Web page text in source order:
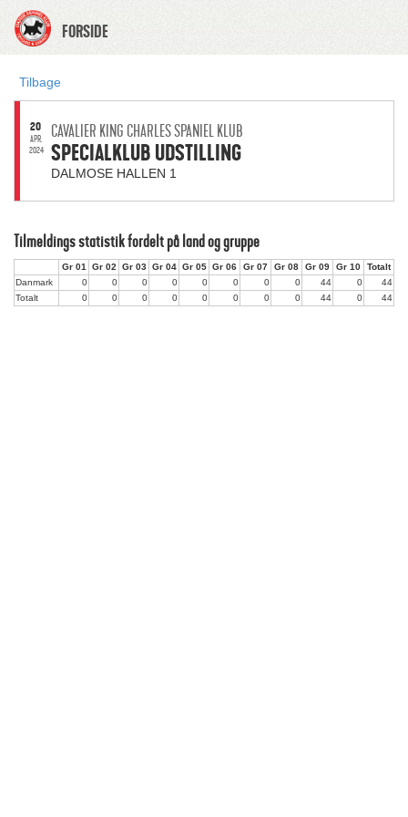
FORSIDE
Tilbage
20
APR.
2024
CAVALIER KING CHARLES SPANIEL KLUB
SPECIALKLUB UDSTILLING
DALMOSE HALLEN 1
Tilmeldings statistik fordelt på land og gruppe
Gr 01 Gr 02 Gr 03 Gr 04 Gr 05 Gr 06 Gr 07 Gr 08 Gr 09 Gr 10
Totalt
Danmark
0 0 0 0 0 0 0 0 44 0
44
Totalt
0 0 0 0 0 0 0 0 44 0 44